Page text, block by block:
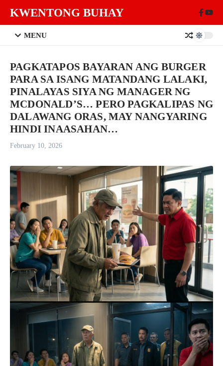
KWENTONG BUHAY
MENU
PAGKATAPOS BAYARAN ANG BURGER
PARA SA ISANG MATANDANG LALAKI,
PINALAYAS SIYA NG MANAGER NG
MCDONALD’S… PERO PAGKALIPAS NG
DALAWANG ORAS, MAY NANGYARING
HINDI INAASAHAN…
February 10, 2026